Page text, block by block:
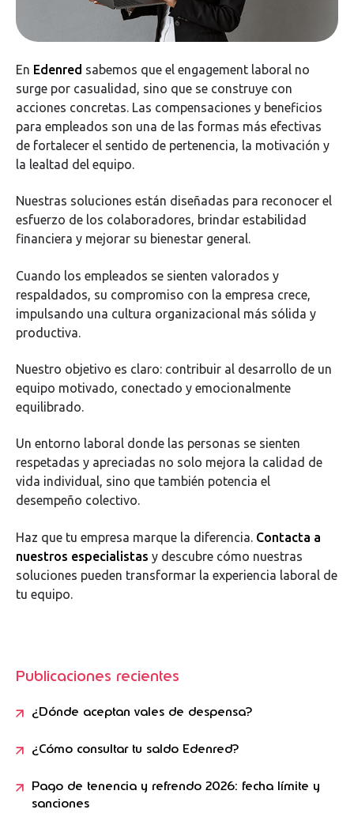
En Edenred sabemos que el engagement laboral no
surge por casualidad, sino que se construye con
acciones concretas. Las compensaciones y beneficios
para empleados son una de las formas más efectivas
de fortalecer el sentido de pertenencia, la motivación y
la lealtad del equipo.
Nuestras soluciones están diseñadas para reconocer el
esfuerzo de los colaboradores, brindar estabilidad
financiera y mejorar su bienestar general.
Cuando los empleados se sienten valorados y
respaldados, su compromiso con la empresa crece,
impulsando una cultura organizacional más sólida y
productiva.
Nuestro objetivo es claro: contribuir al desarrollo de un
equipo motivado, conectado y emocionalmente
equilibrado.
Un entorno laboral donde las personas se sienten
respetadas y apreciadas no solo mejora la calidad de
vida individual, sino que también potencia el
desempeño colectivo.
Haz que tu empresa marque la diferencia. Contacta a
nuestros especialistas y descubre cómo nuestras
soluciones pueden transformar la experiencia laboral de
tu equipo.
Publicaciones recientes
¿Dónde aceptan vales de despensa?
¿Cómo consultar tu saldo Edenred?
Pago de tenencia y refrendo 2026: fecha límite y
sanciones